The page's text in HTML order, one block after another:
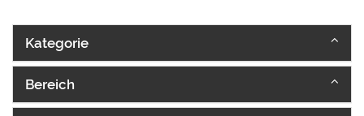
Kategorie
Bereich